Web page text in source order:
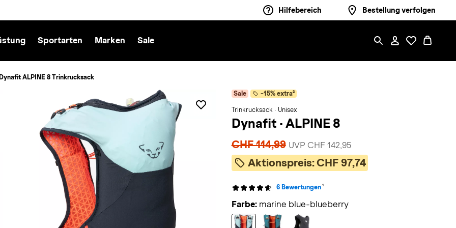
Hilfebereich Bestellung verfolgen
Sportarten Marken Sale
Dynafit ALPINE 8 Trinkrucksack
Sale -15% extra²
Trinkrucksack · Unisex
Dynafit · ALPINE 8
CHF 114,99 UVP CHF 142,95
Aktionspreis:CHF 97,74
6 Bewertungen 1
Farbe: marine blue-blueberry